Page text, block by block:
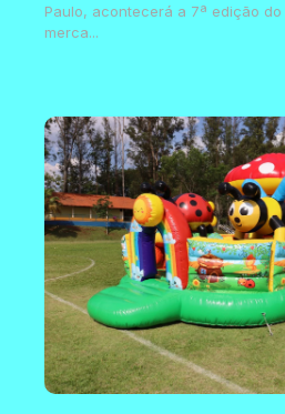
Paulo, acontecerá a 7ª edição
merca...